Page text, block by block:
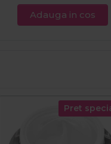
Adauga in cos
Pret